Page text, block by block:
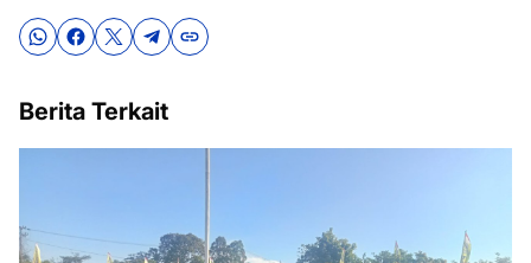
Berita Terkait